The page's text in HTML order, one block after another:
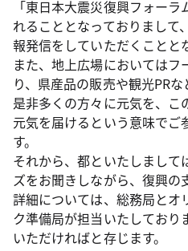
「東日本大震災復興フォー
れることとなっておりまして
報発信をしていただくことと
また、地上広場においては
り、県産品の販売や観光PRな
是非多くの方々に元気を、こ
元気を届けるという意味でご
す。
それから、都といたしまして
ズをお聞きしながら、復興の
詳細については、総務局とオ
ク準備局が担当いたしており
いただければと存じます。